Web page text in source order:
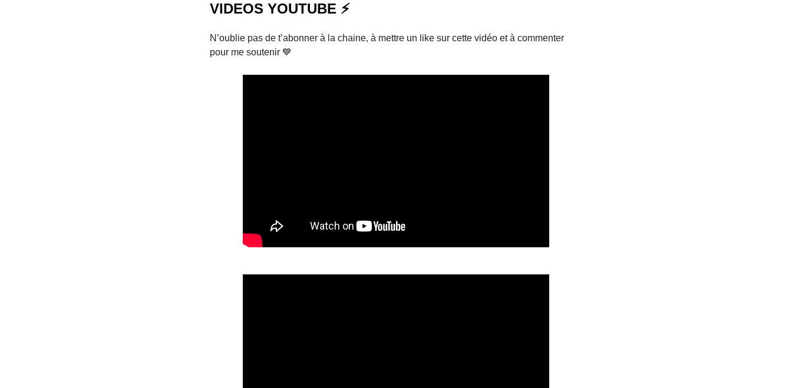
VIDEOS YOUTUBE ⚡️
N’oublie pas de t’abonner à la chaine, à mettre un like sur cette vidéo et à commenter
pour me soutenir 💙